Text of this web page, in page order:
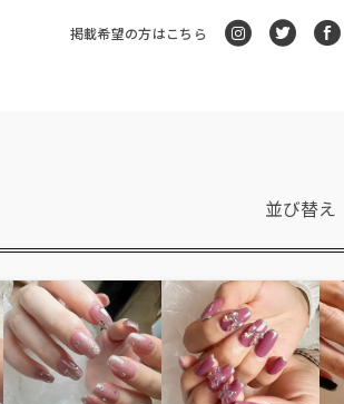
掲載希望の方はこちら
並び替え